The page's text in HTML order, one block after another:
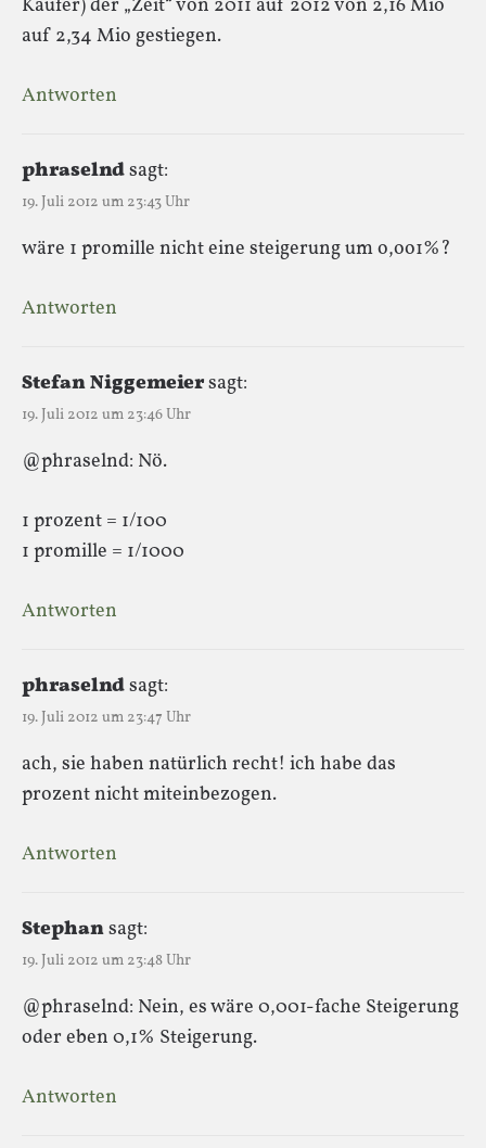
Käufer) der „Zeit“ von 2011 auf 2012 von 2,16 Mio
auf 2,34 Mio gestiegen.
Antworten
phraselndsagt:
19. Juli 2012 um 23:43 Uhr
wäre 1 promille nicht eine steigerung um o,oo1%?
Antworten
Stefan Niggemeiersagt:
19. Juli 2012 um 23:46 Uhr
@phraselnd: Nö.
1 prozent = 1/100
1 promille = 1/1000
Antworten
phraselndsagt:
19. Juli 2012 um 23:47 Uhr
ach, sie haben natürlich recht! ich habe das
prozent nicht miteinbezogen.
Antworten
Stephansagt:
19. Juli 2012 um 23:48 Uhr
@phraselnd: Nein, es wäre 0,001-fache Steigerung
oder eben 0,1% Steigerung.
Antworten